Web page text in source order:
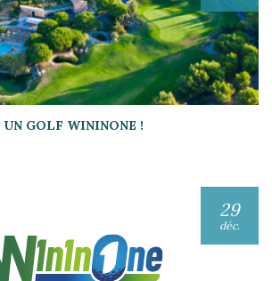
GOLF WININONE !
29
déc.